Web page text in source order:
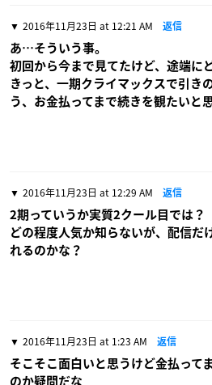
2016年11月23日 at 12:21 AM 返信
あ…そういう事。
初回から今まで見てたけど、途端に
きっと、一期クライマックスで引き
う、お金払ってまで続きを観たいと
2016年11月23日 at 12:29 AM 返信
2期っていうか実質2クール目では？
どの程度人気か知らないが、配信だ
れるのかな？
2016年11月23日 at 1:23 AM 返信
そこそこ面白いと思うけど金払って
のか疑問だな